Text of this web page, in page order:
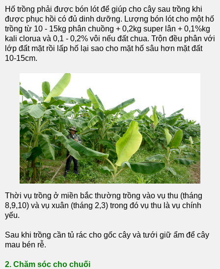
Hố trồng phải được bón lót để giúp cho cây sau trồng khi
được phục hồi có đủ dinh dưỡng. Lượng bón lót cho một hố
trồng từ 10 - 15kg phân chuồng + 0,2kg super lân + 0,1%kg
kali clorua và 0,1 - 0,2% vôi nếu đất chua. Trộn đều phân với
lớp đất mặt rồi lấp hố lại sao cho mặt hố sâu hơn mặt đất
10-15cm.
Thời vụ trồng ở miền bắc thường trồng vào vụ thu (tháng
8,9,10) và vụ xuân (tháng 2,3) trong đó vụ thu là vụ chính
yếu.
Sau khi trồng cần tủ rác cho gốc cây và tưới giữ ẩm để cây
mau bén rễ.
2. Chăm sóc cho chuối